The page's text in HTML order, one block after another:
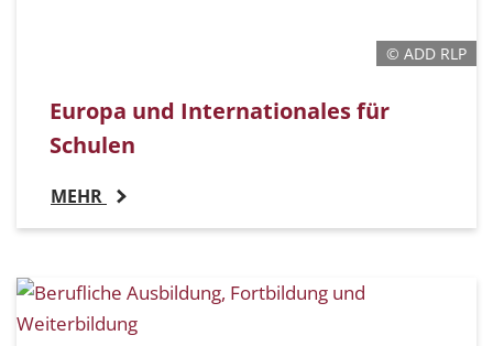
© ADD RLP
Europa und Internationales für
Schulen
MEHR